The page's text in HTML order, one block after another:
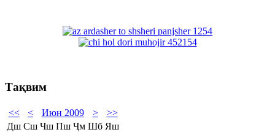
Тақвим
<< < Июн 2009 >
>>
Дш Сш Чш Пш Ҷм Шб Яш